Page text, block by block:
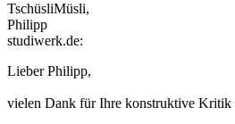
TschüsliMüsli,
Philipp
studiwerk.de:
Lieber Philipp,
vielen Dank für Ihre konstruktive Kritik